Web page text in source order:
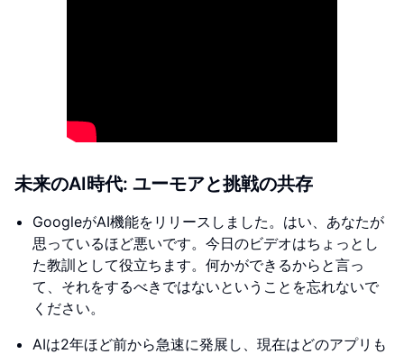
未来のAI時代: ユーモアと挑戦の共存
GoogleがAI機能をリリースしました。はい、あなたが
思っているほど悪いです。今日のビデオはちょっとし
た教訓として役立ちます。何かができるからと言っ
て、それをするべきではないということを忘れないで
ください。
AIは2年ほど前から急速に発展し、現在はどのアプリも